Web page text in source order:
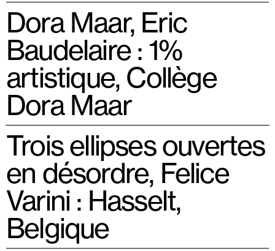
Dora Maar, Eric
Baudelaire : 1%
artistique, Collège
Dora Maar
Trois ellipses ouvertes
en désordre, Felice
Varini : Hasselt,
Belgique